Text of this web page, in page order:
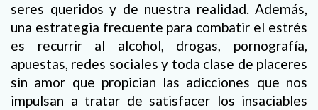
seres queridos y de nuestra realidad. Además,
una estrategia frecuente para combatir el estrés
es recurrir al alcohol, drogas, pornografía,
apuestas, redes sociales y toda clase de placeres
sin amor que propician las adicciones que nos
impulsan a tratar de satisfacer los insaciables